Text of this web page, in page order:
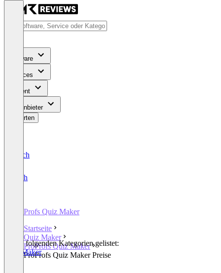
Software
Services
Content
Für Anbieter
Bewerten
Deutsch
English
ProProfs Quiz Maker
Startseite
Quiz Maker
ProProfs Quiz Maker
ProProfs Quiz Maker Preise
In den folgenden Kategorien gelistet:
Quiz Maker